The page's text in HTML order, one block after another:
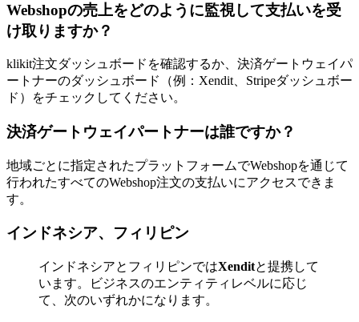
Webshopの売上をどのように監視して支払いを受
け取りますか？
klikit注文ダッシュボードを確認するか、決済ゲートウェイパ
ートナーのダッシュボード（例：Xendit、Stripeダッシュボー
ド）をチェックしてください。
決済ゲートウェイパートナーは誰ですか？
地域ごとに指定されたプラットフォームでWebshopを通じて
行われたすべてのWebshop注文の支払いにアクセスできま
す。
インドネシア、フィリピン
インドネシアとフィリピンではXenditと提携して
います。ビジネスのエンティティレベルに応じ
て、次のいずれかになります。